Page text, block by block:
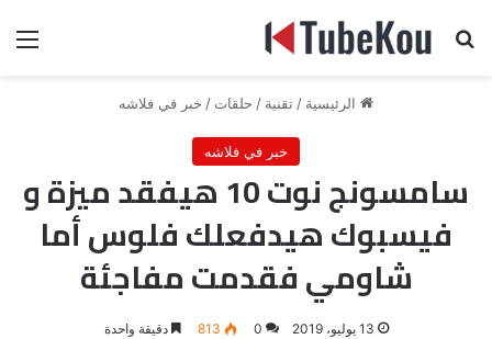
بحث عن
الرئيسية / تقنية / حلقات / خبر في فلاشه
خبر في فلاشه
سامسونج نوت 10 هيفقد ميزة و
فيسبوك هيدفعلك فلوس أما
شاومي فقدمت مفاجئة
13 يوليو، 2019 0
813 دقيقة واحدة